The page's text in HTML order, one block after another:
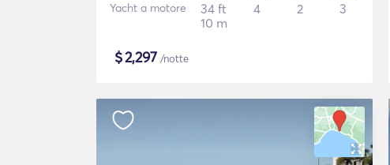
Yacht a motore
34 ft
10 m
4 2 3
$2,297 /notte